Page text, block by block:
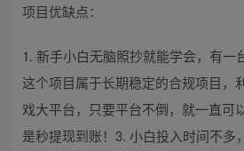
项目优缺点：
1. 新手小白无脑照抄就能学会，有一
这个项目属于长期稳定的合规项目，
戏大平台，只要平台不倒，就一直可
是秒提现到账！3. 小白投入时间不多